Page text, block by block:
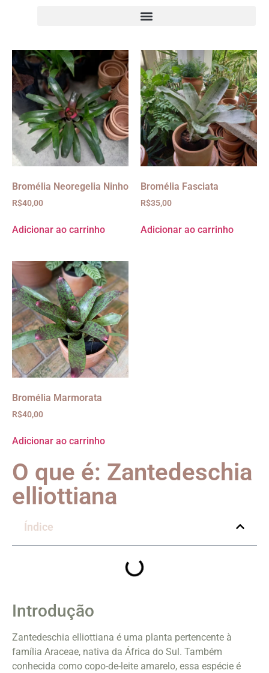
Bromélia Neoregelia Ninho
R$40,00
Adicionar ao carrinho
Bromélia Fasciata
R$35,00
Adicionar ao carrinho
Bromélia Marmorata
R$40,00
Adicionar ao carrinho
O que é: Zantedeschia
elliottiana
Índice
Introdução
Zantedeschia elliottiana é uma planta pertencente à
família Araceae, nativa da África do Sul. Também
conhecida como copo-de-leite amarelo, essa espécie é